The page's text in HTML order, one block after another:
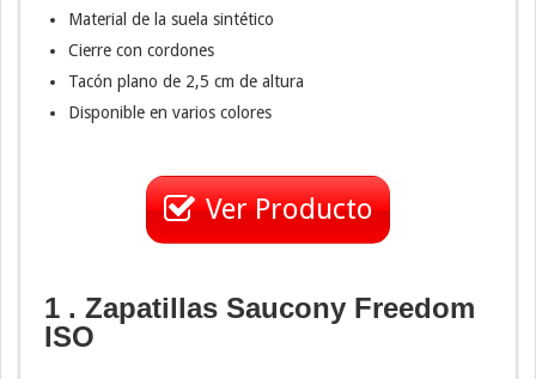
Material de la suela sintético
Cierre con cordones
Tacón plano de 2,5 cm de altura
Disponible en varios colores
Ver Producto
1 . Zapatillas Saucony Freedom
ISO